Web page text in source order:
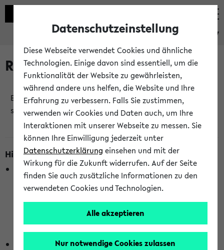
eKVV
Raumänderungen
Es wurden keine Raumänderungen an jetzt
stattfindenden Veranstaltungen gefunden!
Hinweise zur Liste der Raumänderungen
In dieser Liste werden nur Veranstaltungstermine
berücksichtigt, die gerade oder innerhalb der nächsten 2
Stunden stattfinden. Berücksichtigt werden nur Termine,
wurden. Die Anzeige ist semesterübergreifend und nicht
abhängig vom im eKVV gewählten Semester.
Die hier gezeigte Liste von Raumänderungen kann nur
Datenschutzeinstellung
Diese Webseite verwendet Cookies und ähnliche
Technologien. Einige davon sind essentiell, um die
Funktionalität der Website zu gewährleisten,
während andere uns helfen, die Website und Ihre
Erfahrung zu verbessern. Falls Sie zustimmen,
verwenden wir Cookies und Daten auch, um Ihre
Interaktionen mit unserer Webseite zu messen. Sie
können Ihre Einwilligung jederzeit unter
Datenschutzerklärung einsehen und mit der
Wirkung für die Zukunft widerrufen. Auf der Seite
finden Sie auch zusätzliche Informationen zu den
verwendeten Cookies und Technologien.
Alle akzeptieren
Nur notwendige Cookies zulassen